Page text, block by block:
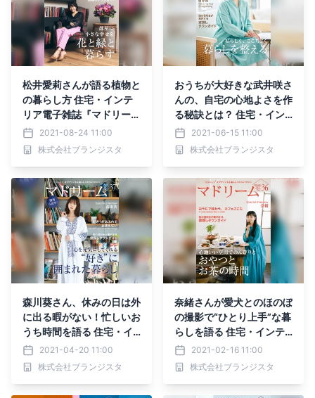
松井愛莉さんが語る植物と
の暮らし方 住宅・インテ
リア電子雑誌『マドリー
ム』Vol.39公開
2021-08-24 11:00
株式会社ブランジスタ
おうちが大好きな武井咲さ
んの、自宅の心地よさを作
る秘訣とは？ 住宅・イン
テリア電子雑誌『マドリー
ム』Vol.38公開
2021-06-15 11:00
株式会社ブランジスタ
森川葵さん、休みの日は外
に出る暇がない！忙しいお
うち時間を語る 住宅・イ
ンテリア電子雑誌『マドリ
ーム』Vol.37公開
2021-04-20 11:00
株式会社ブランジスタ
奈緒さんが愛犬とのほのぼ
の撮影で“ひとり上手”な暮
らしを語る 住宅・インテ
リア電子雑誌『マドリー
ム』Vol.36公開
2021-02-16 11:00
株式会社ブランジスタ